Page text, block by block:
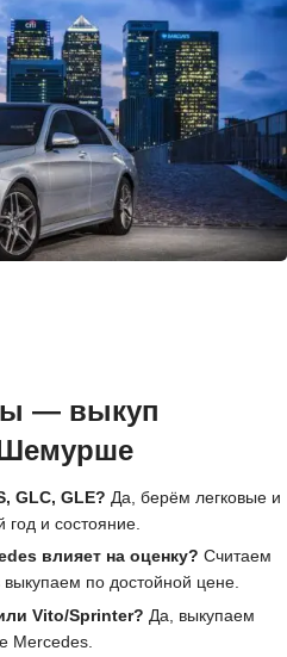
— выкуп
Шемурше
GLC, GLE? Да, берём легковые и
и состояние.
влияет на оценку? Считаем
по достойной цене.
Vito/Sprinter? Да, выкупаем
Mercedes.